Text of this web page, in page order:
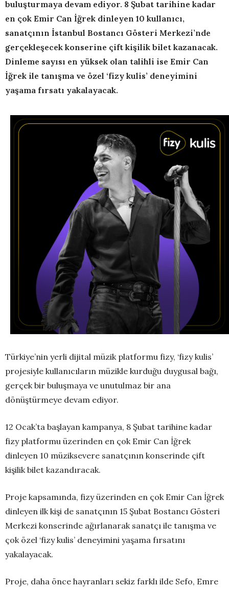
buluşturmaya devam ediyor. 8 Şubat tarihine kadar
en çok Emir Can İğrek dinleyen 10 kullanıcı,
sanatçının İstanbul Bostancı Gösteri Merkezi’nde
gerçekleşecek konserine çift kişilik bilet kazanacak.
Dinleme sayısı en yüksek olan talihli ise Emir Can
İğrek ile tanışma ve özel ‘fizy kulis’ deneyimini
yaşama fırsatı yakalayacak.
Türkiye’nin yerli dijital müzik platformu fizy, ‘fizy kulis’
projesiyle kullanıcıların müzikle kurduğu duygusal bağı,
gerçek bir buluşmaya ve unutulmaz bir ana
dönüştürmeye devam ediyor.
12 Ocak’ta başlayan kampanya, 8 Şubat tarihine kadar
fizy platformu üzerinden en çok Emir Can İğrek
dinleyen 10 müziksevere sanatçının konserinde çift
kişilik bilet kazandıracak.
Proje kapsamında, fizy üzerinden en çok Emir Can İğrek
dinleyen ilk kişi de sanatçının 15 Şubat Bostancı Gösteri
Merkezi konserinde ağırlanarak sanatçı ile tanışma ve
çok özel ‘fizy kulis’ deneyimini yaşama fırsatını
yakalayacak.
Proje, daha önce hayranları sekiz farklı ilde Sefo, Emre